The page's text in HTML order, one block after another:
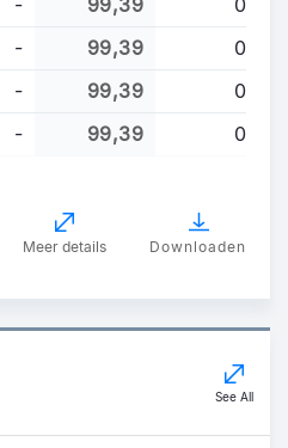
- 99,39
0
- 99,39
0
- 99,39
0
- 99,39 0
Meer details Downloaden
See All